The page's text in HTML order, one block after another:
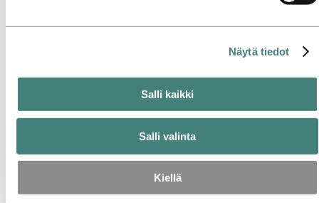
Näytä tiedot
Salli kaikki
Salli valinta
Kiellä
Hankinta
Useat tuhannet toimittajamme ovat erittäin merkittäviä Hydron
kannalta.
käyvät läpi arviointiprosessin. Yrityksemme hankintoja ja
Oikealla olevista linkeistä löydät Hydron toimintaperiaatteet ja
työkalut, toimittajien Supplier Code of Conduct ja yleiset
hankintaehdot.